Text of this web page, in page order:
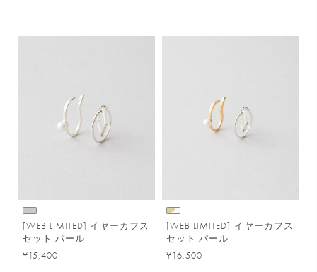
[WEB LIMITED] イヤーカフス
セット パール
¥15,400
[WEB LIMITED] イヤーカフス
セット パール
¥16,500